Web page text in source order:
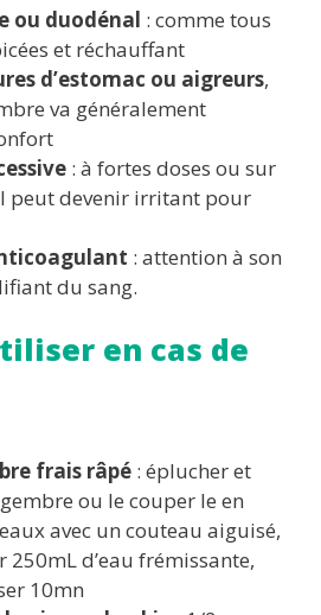
ou duodénal : comme tous
et réchauffant
d’estomac ou aigreurs,
va généralement
: à fortes doses ou sur
peut devenir irritant pour
: attention à son
du sang.
en cas de
frais râpé: éplucher et
ou le couper le en
avec un couteau aiguisé,
d’eau frémissante,
10mn